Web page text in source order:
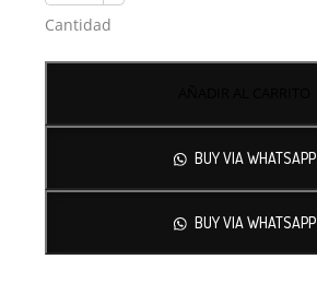
Cantidad
BUY VIA WHATSAPP
BUY VIA WHATSAPP